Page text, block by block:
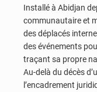
Installé à Abidjan
communautaire et
des déplacés
des événements
traçant sa propre
Au-delà du décès
l’encadrement